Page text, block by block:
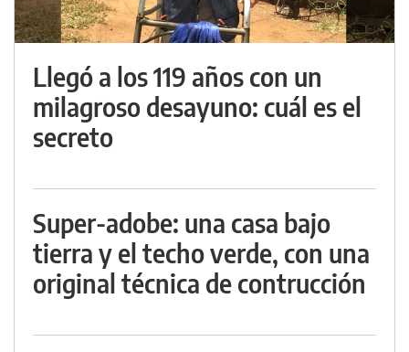
Llegó a los 119 años con un
milagroso desayuno: cuál es el
secreto
Super-adobe: una casa bajo
tierra y el techo verde, con una
original técnica de contrucción